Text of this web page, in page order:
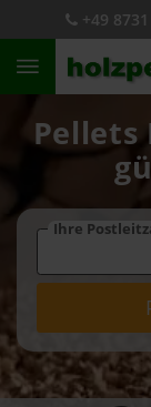
+49
Pellets
Ihre